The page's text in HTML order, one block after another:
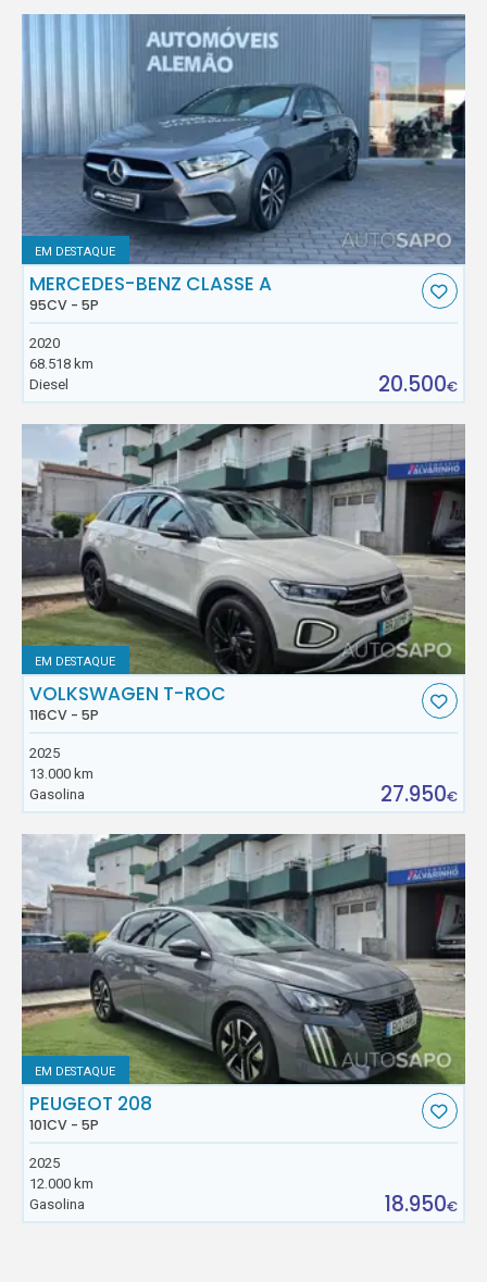
EM DESTAQUE
MERCEDES-BENZ CLASSE A
95CV - 5P
2020
68.518 km
Diesel
20.500€
EM DESTAQUE
VOLKSWAGEN T-ROC
116CV - 5P
2025
13.000 km
Gasolina
27.950€
EM DESTAQUE
PEUGEOT 208
101CV - 5P
2025
12.000 km
Gasolina
18.950€